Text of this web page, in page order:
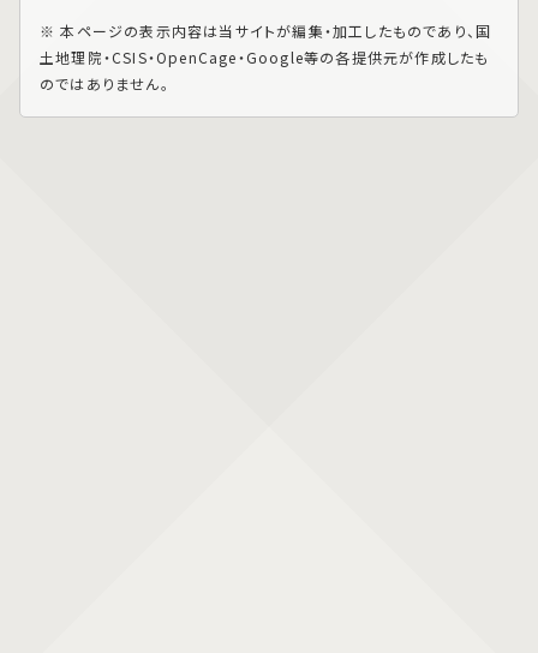
※ 本ページの表示内容は当サイトが編集・加工したものであり、国
土地理院・CSIS・OpenCage・Google等の各提供元が作成したも
のではありません。